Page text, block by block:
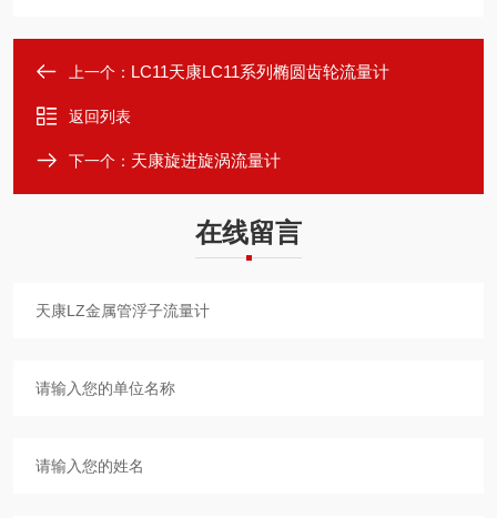
上一个： LC11天康LC11系列椭圆齿轮流量计
返回列表
下一个： 天康旋进旋涡流量计
在线留言